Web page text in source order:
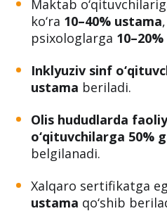
Maosh va
ko‘ra10–40% ustama
psixologlarga10–20%
Inklyuziv sinf
ustamaberiladi.
o‘qituvchilarga 50%
belgilanadi.